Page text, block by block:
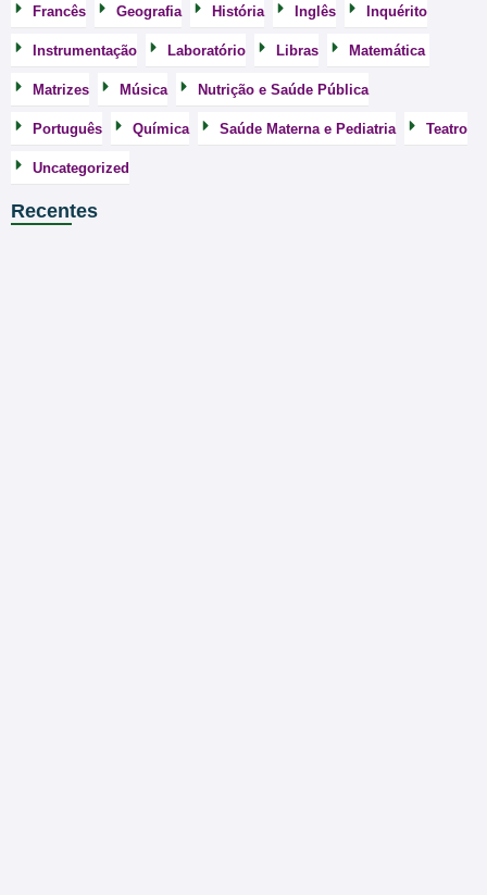
Francês Geografia História Inglês Inquérito
Instrumentação Laboratório Libras Matemática
Matrizes Música Nutrição e Saúde Pública
Português Química Saúde Materna e Pediatria Teatro
Uncategorized
Recentes